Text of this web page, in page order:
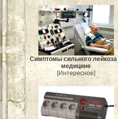
Симптомы сильного лейкоза
медицине
[Интересное]